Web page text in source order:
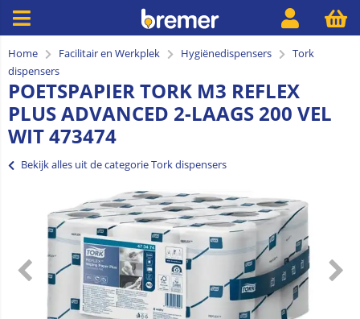
Home Facilitair en Werkplek Hygiënedispensers
Tork
dispensers
POETSPAPIER TORK M3 REFLEX
PLUS ADVANCED 2-LAAGS 200 VEL
WIT 473474
Bekijk alles uit de categorie Tork dispensers